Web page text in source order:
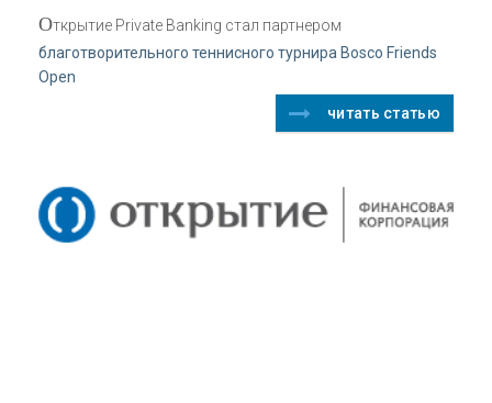
Открытие Private Banking стал партнером
благотворительного теннисного турнира Bosco Friends
Open
читать статью